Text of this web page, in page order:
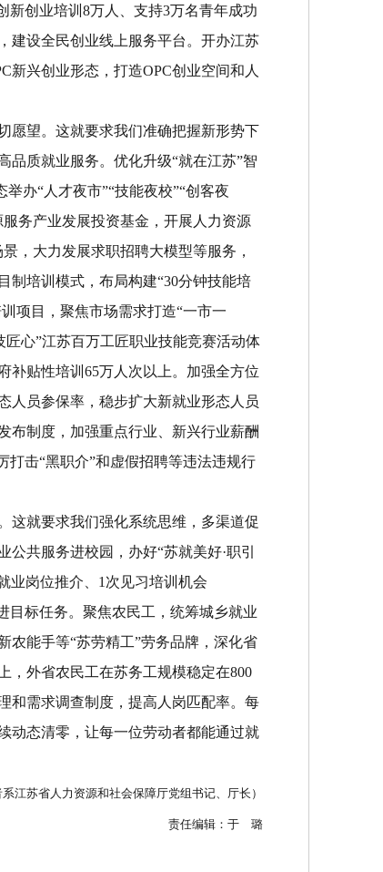
新创业培训 8万人、支持3万名青年成功
建设全民创业线上服务平台。开办江苏
新兴创业形态，打造OPC创业空间和人
愿望。这就要求我们准确把握新形势下
品质就业服务。 优化升级“就在江苏”智
举办“人才夜市”“技能夜校”“创客夜
务产业发展投资基金，开展人力资源
，大力发展求职招聘大模型等服务，
制培训模式，布局构建“30分钟技能培
项目，聚焦市场需求打造“一市一
匠心”江苏百万工匠职业技能竞赛活动体
补贴性培训 65万人次以上。 加强全方位
人员参保率，稳步扩大新就业形态人员
布制度，加强重点行业、新兴行业薪酬
打击“黑职介”和虚假招聘等违法违规行
这就要求我们强化系统思维，多渠道促
公共服务进校园，办好“苏就美好·职引
业岗位推介、 1 次见习培训机会
目标任务。 聚焦农民工， 统筹城乡就业
农能手等“苏劳精工”劳务品牌，深化省
，外省农民工在苏务工规模稳定在800
和需求调查制度，提高人岗匹配率。每
动态清零，让每一位劳动者都能通过就
系江苏省人力资源和社会保障厅党组书记、厅长）
责任编辑：于 璐